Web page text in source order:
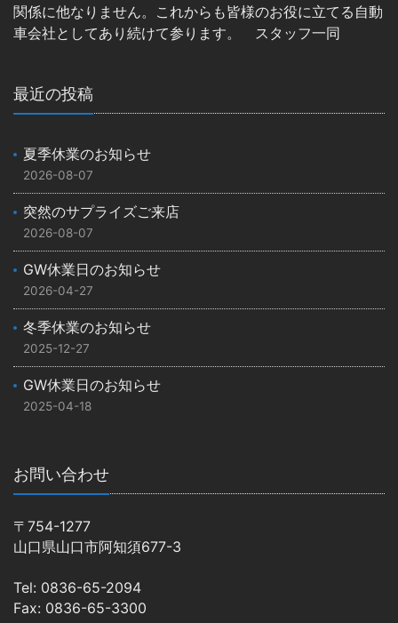
関係に他なりません。これからも皆様のお役に立てる自動
車会社としてあり続けて参ります。 スタッフ一同
最近の投稿
夏季休業のお知らせ
2026-08-07
突然のサプライズご来店
2026-08-07
GW休業日のお知らせ
2026-04-27
冬季休業のお知らせ
2025-12-27
GW休業日のお知らせ
2025-04-18
お問い合わせ
〒754-1277
山口県山口市阿知須677-3
Tel: 0836-65-2094
Fax: 0836-65-3300